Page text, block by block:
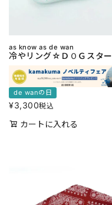
as know as de wan
冷やリング☆ＤＯＧスター
de wanの日
¥3,300税込
カートに入れる